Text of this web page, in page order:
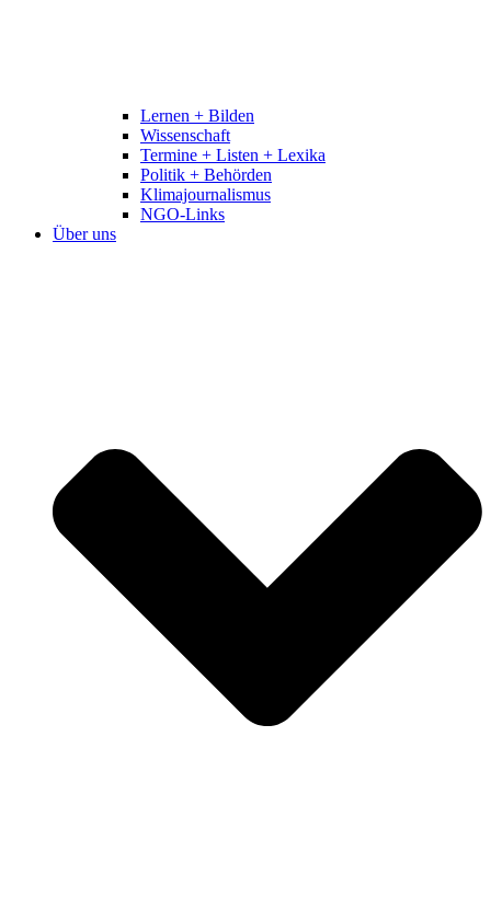
Lernen + Bilden
Wissenschaft
Termine + Listen + Lexika
Politik + Behörden
Klimajournalismus
NGO-Links
Über uns